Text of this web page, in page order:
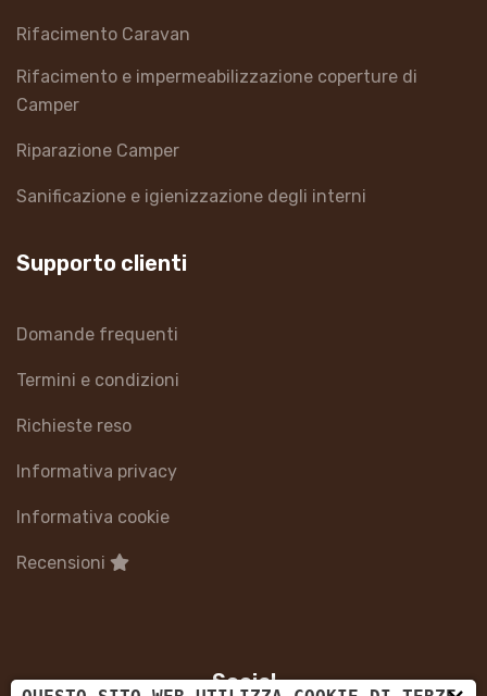
Rifacimento Caravan
Rifacimento e impermeabilizzazione coperture di
Camper
Riparazione Camper
Sanificazione e igienizzazione degli interni
Supporto clienti
Domande frequenti
Termini e condizioni
Richieste reso
Informativa privacy
Informativa cookie
Recensioni
Social